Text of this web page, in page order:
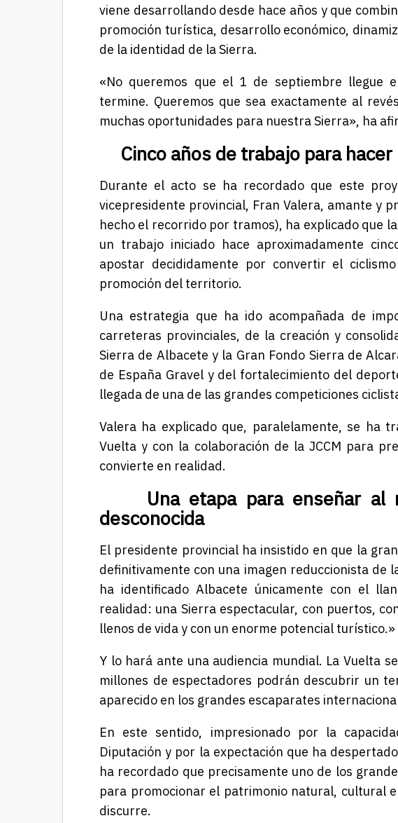
viene desarrollando desde hace años y que
promoción turística, desarrollo económico,
de la identidad de la Sierra.
«No queremos que el 1 de septiembre llegue
termine. Queremos que sea exactamente al
muchas oportunidades para nuestra Sierra», ha
Cinco años de trabajo para
Durante el acto se ha recordado que este
vicepresidente provincial, Fran Valera, amante y
hecho el recorrido por tramos), ha explicado que
un trabajo iniciado hace aproximadamente
apostar decididamente por convertir el
promoción del territorio.
Una estrategia que ha ido acompañada de
carreteras provinciales, de la creación y
Sierra de Albacete y la Gran Fondo Sierra de
de España Gravel y del fortalecimiento del
llegada de una de las grandes competiciones
Valera ha explicado que, paralelamente, se ha
Vuelta y con la colaboración de la JCCM para
convierte en realidad.
Una etapa para enseñar al
desconocida
El presidente provincial ha insistido en que la
definitivamente con una imagen reduccionista de
ha identificado Albacete únicamente con el
realidad: una Sierra espectacular, con puertos,
llenos de vida y con un enorme potencial turístico.»
Y lo hará ante una audiencia mundial. La Vuelta
millones de espectadores podrán descubrir un
aparecido en los grandes escaparates
En este sentido, impresionado por la
Diputación y por la expectación que ha
ha recordado que precisamente uno de los
para promocionar el patrimonio natural, cultural
discurre.